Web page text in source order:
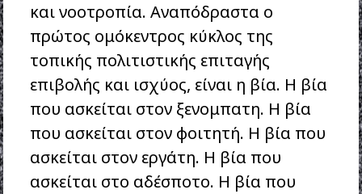
και νοοτροπία. Αναπόδραστα ο
πρώτος ομόκεντρος κύκλος της
τοπικής πολιτιστικής επιταγής
επιβολής και ισχύος, είναι η βία. Η βία
που ασκείται στον ξενομπατη. Η βία
που ασκείται στον φοιτητή. Η βία που
ασκείται στον εργάτη. Η βία που
ασκείται στο αδέσποτο. Η βία που